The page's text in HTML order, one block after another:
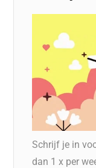
Schrijf je in
dan 1 x per